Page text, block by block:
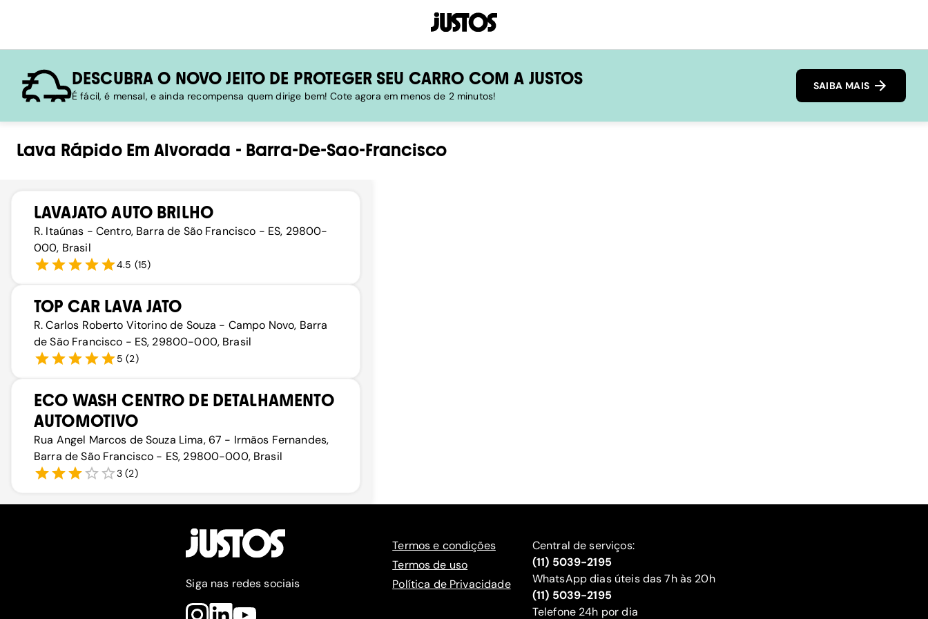
DESCUBRA O NOVO JEITO DE PROTEGER SEU CARRO COM A JUSTOS
É fácil, é mensal, e ainda recompensa quem dirige bem! Cote agora em menos de 2 minutos!
SAIBA MAIS
Lava RápidoEmAlvorada - Barra-De-Sao-Francisco
LAVAJATO AUTO BRILHO
R. Itaúnas - Centro, Barra de São Francisco - ES, 29800-
000, Brasil
4.5 (15)
TOP CAR LAVA JATO
R. Carlos Roberto Vitorino de Souza - Campo Novo, Barra
de São Francisco - ES, 29800-000, Brasil
5 (2)
ECO WASH CENTRO DE DETALHAMENTO
AUTOMOTIVO
Rua Angel Marcos de Souza Lima, 67 - Irmãos Fernandes,
Barra de São Francisco - ES, 29800-000, Brasil
3 (2)
Siga nas redes sociais
Termos e condições
Termos de uso
Política de Privacidade
Central de serviços:
(11) 5039-2195
WhatsApp dias úteis das 7h às 20h
(11) 5039-2195
‍Telefone 24h por dia